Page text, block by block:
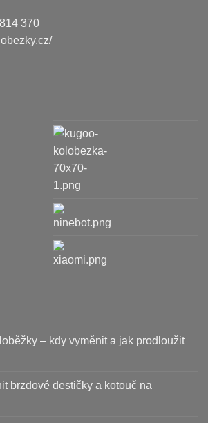
370
– kdy vyměnit a jak prodloužit
brzdové destičky a kotouč na